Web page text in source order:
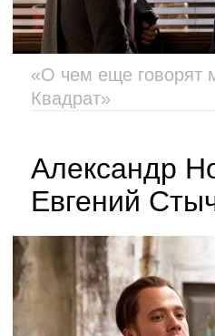
«О чем еще говорят
Квадрат»
Александр
Евгений